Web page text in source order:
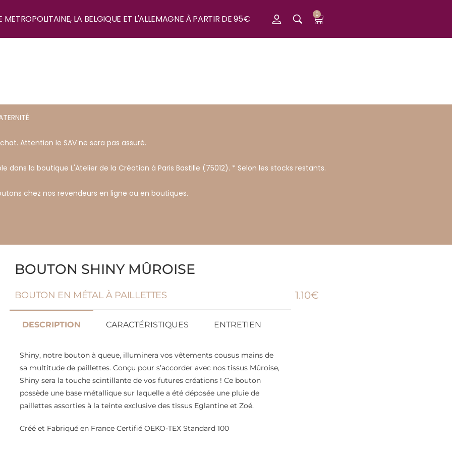
METROPOLITAINE, LA BELGIQUE ET L'ALLEMAGNE À PARTIR DE 95€ 0
Attention le SAV ne sera pas assuré.
la boutique L'Atelier de la Création à Paris Bastille (75012). * Selon les stocks restants.
chez nos revendeurs en ligne ou en boutiques.
BOUTON SHINY MÛROISE
BOUTON EN MÉTAL À PAILLETTES 1.10€
DESCRIPTION CARACTÉRISTIQUES ENTRETIEN
Shiny, notre bouton à queue, illuminera vos vêtements cousus mains de
sa multitude de paillettes. Conçu pour s’accorder avec nos tissus Mûroise,
Shiny sera la touche scintillante de vos futures créations ! Ce bouton
possède une base métallique sur laquelle a été déposée une pluie de
paillettes assorties à la teinte exclusive des tissus Eglantine et Zoé.
Créé et Fabriqué en France Certifié OEKO-TEX Standard 100